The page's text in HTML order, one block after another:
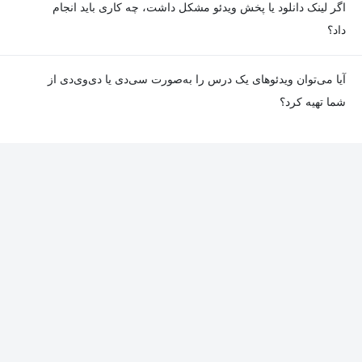
اگر لینک دانلود یا پخش ویدئو مشکل داشت، چه کاری باید انجام
داد؟
آیا می‌توان ویدئوهای یک درس را به‌صورت سی‌دی یا دی‌وی‌دی از
شما تهیه کرد؟